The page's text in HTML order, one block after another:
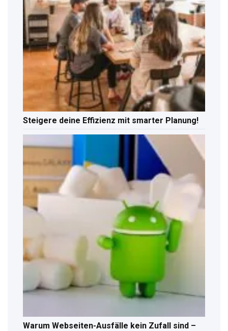
Steigere deine Effizienz mit smarter Planung!
Warum Webseiten-Ausfälle kein Zufall sind –